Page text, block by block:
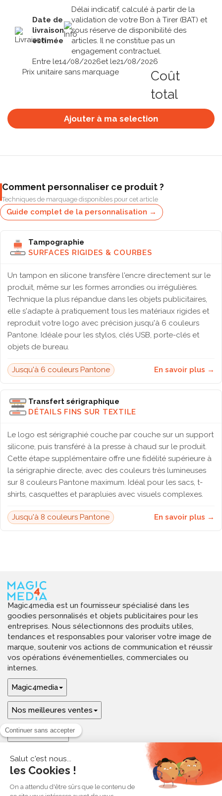
Date de
livraison
estimée
Délai indicatif, calculé à partir de la
validation de votre Bon à Tirer (BAT) et
sous réserve de disponibilité des
articles. Il ne constitue pas un
engagement contractuel.
Entre le14/08/2026et le21/08/2026
Prix unitaire sans marquage
Coût
total
Ajouter à ma selection
Comment personnaliser ce produit ?
Techniques de marquage disponibles pour cet article
Guide complet de la personnalisation →
Tampographie
SURFACES RIGIDES & COURBES
Un tampon en silicone transfère l'encre directement sur le
produit, même sur les formes arrondies ou irrégulières.
Technique la plus répandue dans les objets publicitaires,
elle s'adapte à pratiquement tous les matériaux rigides et
reproduit votre logo avec précision jusqu'à 6 couleurs
Pantone. Idéale pour les stylos, clés USB, porte-clés et
objets de bureau.
Jusqu'à 6 couleurs Pantone En savoir plus →
Transfert sérigraphique
DÉTAILS FINS SUR TEXTILE
Le logo est sérigraphié couche par couche sur un support
silicone, puis transféré à la presse à chaud sur le produit.
Cette étape supplémentaire offre une fidélité supérieure à
la sérigraphie directe, avec des couleurs très lumineuses
sur 8 couleurs Pantone maximum. Idéal pour les sacs, t-
shirts, casquettes et parapluies avec visuels complexes.
Jusqu'à 8 couleurs Pantone En savoir plus →
Magic4media est un fournisseur spécialisé dans les
goodies personnalisés et objets publicitaires pour les
entreprises. Nous sélectionnons des produits utiles,
tendances et responsables pour valoriser votre image de
marque, soutenir vos actions de communication et réussir
vos opérations événementielles, commerciales ou
internes.
Magic4media
Nos meilleures ventes
Guides & aide
Ressources & inspirations